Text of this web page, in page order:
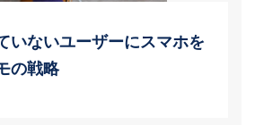
いないユーザーにスマホを
の戦略